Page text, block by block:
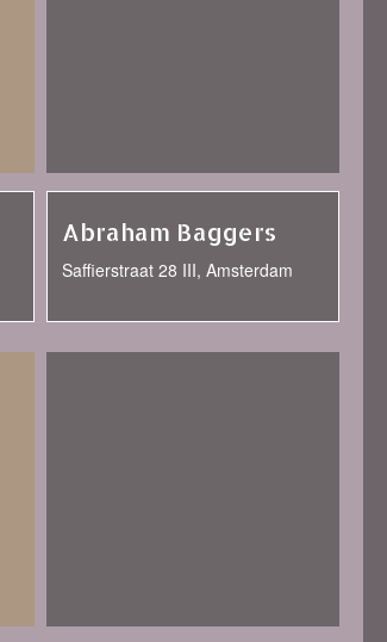
Abraham Baggers
Saffierstraat 28 III, Amsterdam